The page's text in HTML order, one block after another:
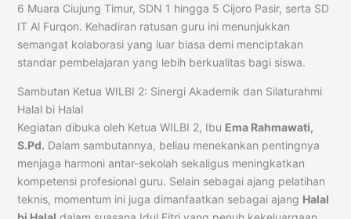
6 Muara Ciujung Timur, SDN 1 hingga 5 Cijoro Pasir, serta SD
IT Al Furqon. Kehadiran ratusan guru ini menunjukkan
semangat kolaborasi yang luar biasa demi menciptakan
standar pembelajaran yang lebih berkualitas bagi siswa.
Sambutan Ketua WILBI 2: Sinergi Akademik dan Silaturahmi
Halal bi Halal
Kegiatan dibuka oleh Ketua WILBI 2, Ibu Ema Rahmawati,
S.Pd. Dalam sambutannya, beliau menekankan pentingnya
menjaga harmoni antar-sekolah sekaligus meningkatkan
kompetensi profesional guru. Selain sebagai ajang pelatihan
teknis, momentum ini juga dimanfaatkan sebagai ajang Halal